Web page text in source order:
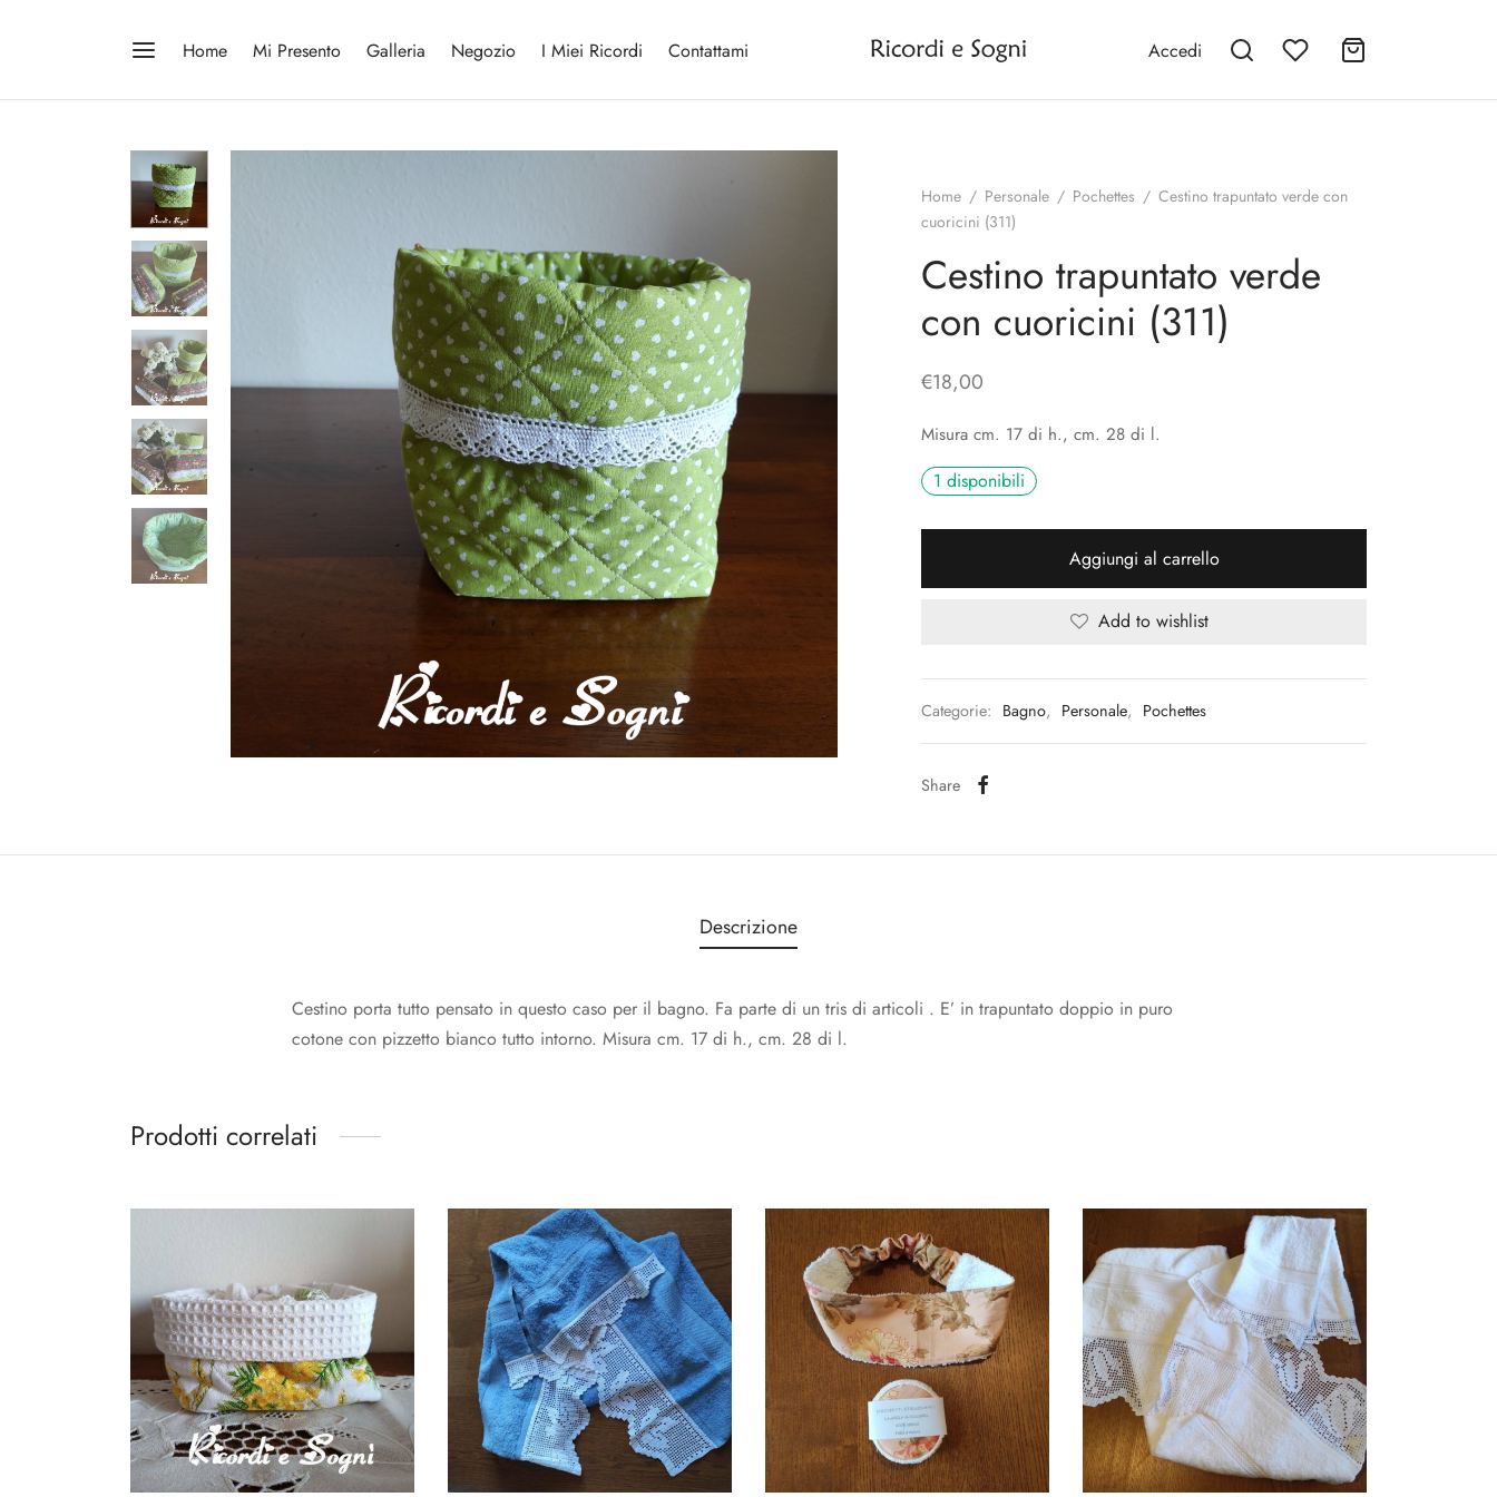
Home Mi Presento Galleria Negozio I Miei Ricordi Contattami Accedi
Home / Personale / Pochettes / Cestino trapuntato verde con
cuoricini (311)
Cestino trapuntato verde
con cuoricini (311)
€18,00
Misura cm. 17 di h., cm. 28 di l.
1 disponibili
Aggiungi al carrello
Add to wishlist
Categorie: Bagno, Personale, Pochettes
Share
Descrizione
Cestino porta tutto pensato in questo caso per il bagno. Fa parte di un tris di articoli . E’ in trapuntato doppio in puro
cotone con pizzetto bianco tutto intorno. Misura cm. 17 di h., cm. 28 di l.
Prodotti correlati